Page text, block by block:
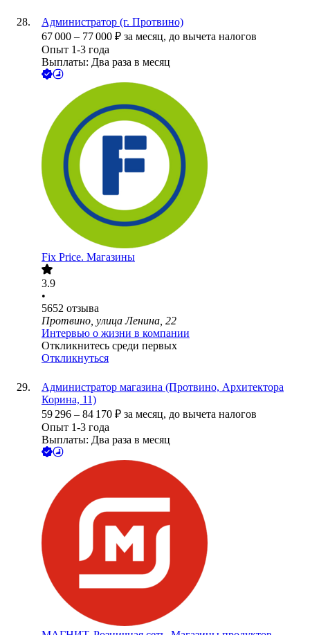
Администратор (г. Протвино)
67 000 – 77 000 ₽ за месяц, до вычета налогов
Опыт 1-3 года
Выплаты: Два раза в месяц
Fix Price. Магазины
3.9
•
5652 отзыва
Протвино, улица Ленина, 22
Интервью о жизни в компании
Откликнитесь среди первых
Откликнуться
Администратор магазина (Протвино, Архитектора
Корина, 11)
59 296 – 84 170 ₽ за месяц, до вычета налогов
Опыт 1-3 года
Выплаты: Два раза в месяц